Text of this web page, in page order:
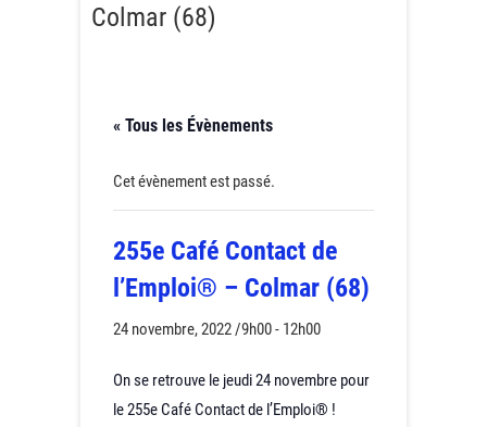
Colmar (68)
« Tous les Évènements
Cet évènement est passé.
255e Café Contact de
l’Emploi® – Colmar (68)
24 novembre, 2022 /9h00- 12h00
On se retrouve le jeudi 24 novembre pour
le 255e Café Contact de l’Emploi® !